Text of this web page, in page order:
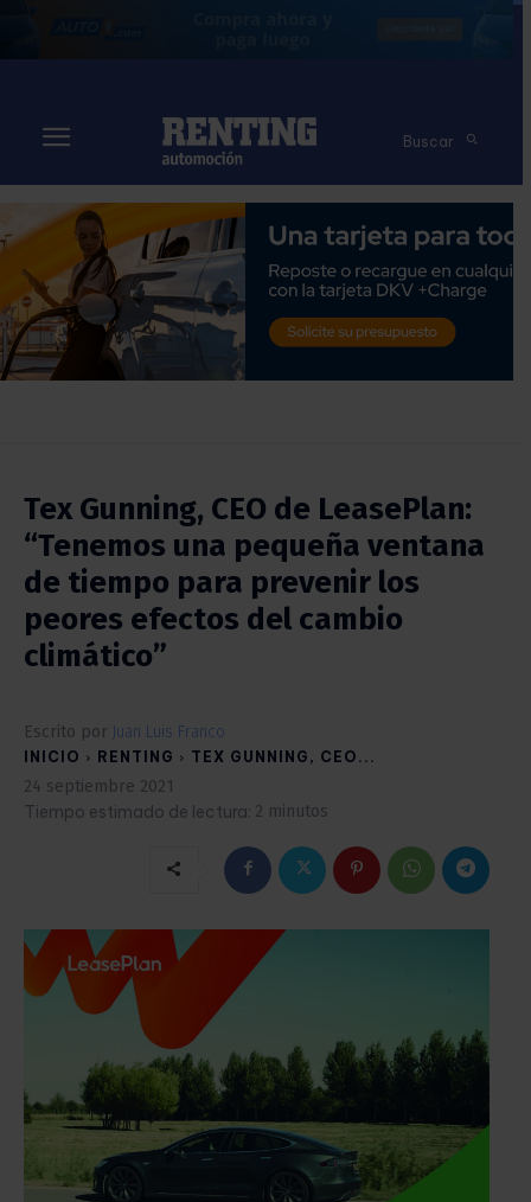
Buscar
Tex Gunning, CEO de LeasePlan:
“Tenemos una pequeña ventana
de tiempo para prevenir los
peores efectos del cambio
climático”
Escrito por Juan Luis Franco
INICIO RENTING TEX GUNNING, CEO...
24 septiembre 2021
Tiempo estimado de lectura: 2 minutos